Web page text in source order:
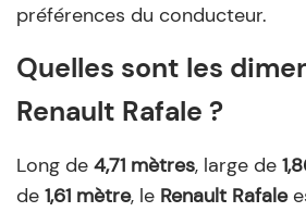
préférences du conducteur.
Quelles sont les
Renault Rafale ?
Long de 4,71 mètres, large de
de 1,61 mètre, le Renault Rafale